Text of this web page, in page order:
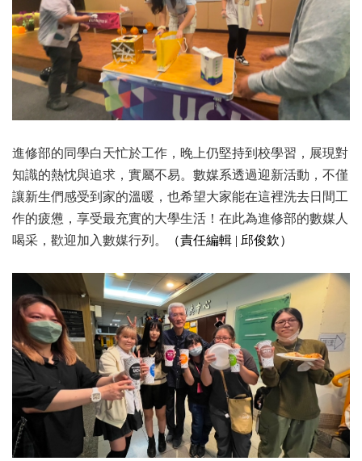
進修部的同學白天忙於工作，晚上仍堅持到校學習，展現對
知識的熱忱與追求，實屬不易。數媒系透過迎新活動，不僅
讓新生們感受到家的溫暖，也希望大家能在這裡洗去日間工
作的疲憊，享受最充實的大學生活！在此為進修部的數媒人
喝采，歡迎加入數媒行列。
（責任編輯 | 邱俊欽）